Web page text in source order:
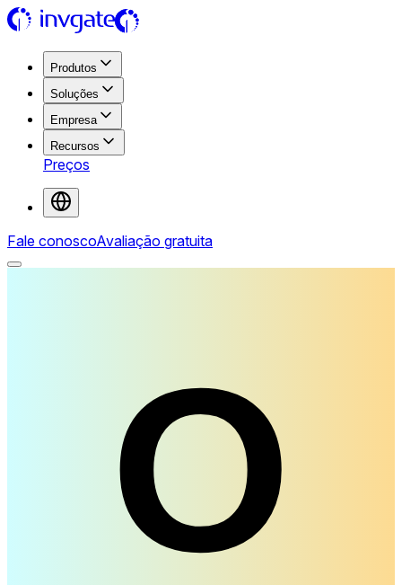
Produtos
Soluções
Empresa
Recursos
Preços
Fale conoscoAvaliação gratuita